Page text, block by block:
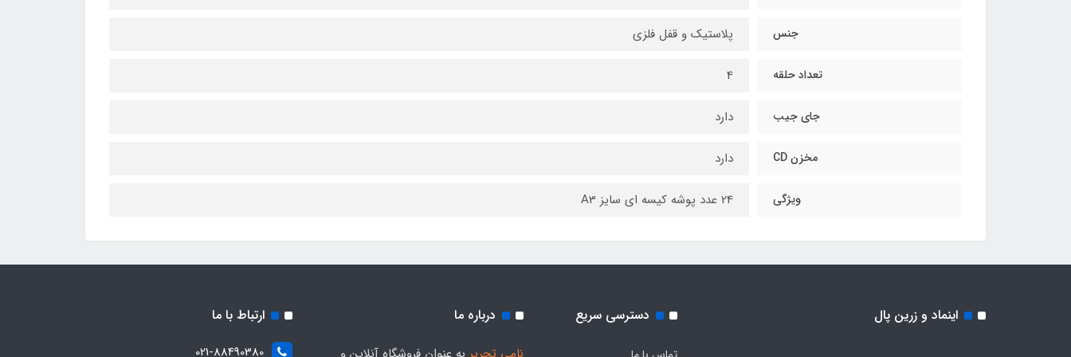
جنس پلاستیک و قفل فلزی
تعداد حلقه 4
جای جیب دارد
مخزن CD دارد
ویژگی 24 عدد پوشه کیسه ای سایز A3
اینماد و زرین پال دسترسی سریع درباره ما ارتباط با ما
021-88490380